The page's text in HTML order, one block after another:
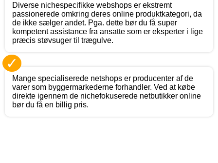
Diverse nichespecifikke webshops er ekstremt
passionerede omkring deres online produktkategori, da
de ikke sælger andet. Pga. dette bør du få super
kompetent assistance fra ansatte som er eksperter i lige
præcis støvsuger til trægulve.
✓
Mange specialiserede netshops er producenter af de
varer som byggermarkederne forhandler. Ved at købe
direkte igennem de nichefokuserede netbutikker online
bør du få en billig pris.